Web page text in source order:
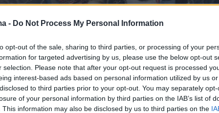
- Do Not Process My Personal Information
opt-out of the sale, sharing to third parties, or processing of your
for targeted advertising by us, please use the below opt-out
selection. Please note that after your opt-out request is processed
interest-based ads based on personal information utilized by us
to third parties prior to your opt-out. You may separately
of your personal information by third parties on the IAB’s list of
This information may also be disclosed by us to third parties on the